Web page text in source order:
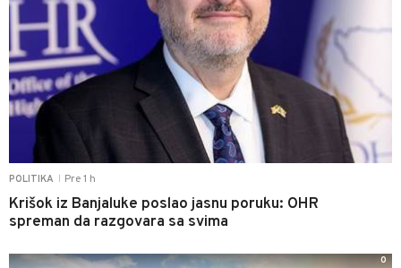
POLITIKA Pre 1 h
Krišok iz Banjaluke poslao jasnu poruku: OHR
spreman da razgovara sa svima
0